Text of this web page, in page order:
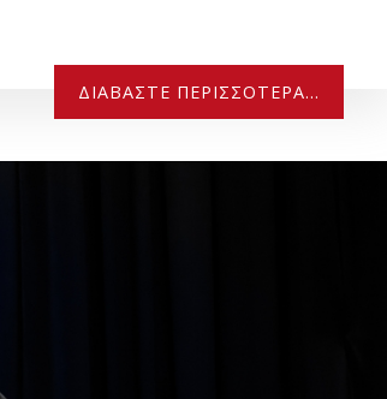
ΔΙΑΒΆΣΤΕ ΠΕΡΙΣΣΌΤΕΡΑ...